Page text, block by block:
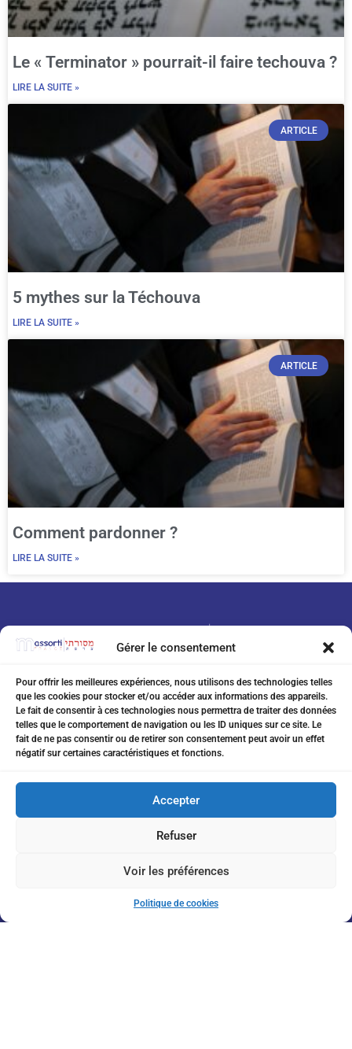
Gérer le consentement
Pour offrir les meilleures expériences, nous utilisons des technologies telles
que les cookies pour stocker et/ou accéder aux informations des appareils.
Le fait de consentir à ces technologies nous permettra de traiter des données
telles que le comportement de navigation ou les ID uniques sur ce site. Le
fait de ne pas consentir ou de retirer son consentement peut avoir un effet
négatif sur certaines caractéristiques et fonctions.
Accepter
Refuser
Voir les préférences
Politique de cookies
Le « Terminator » pourrait-il faire techouva ?
LIRE LA SUITE »
ARTICLE
5 mythes sur la Téchouva
LIRE LA SUITE »
ARTICLE
Comment pardonner ?
LIRE LA SUITE »
07 75 76 20 97
eitanchikli@gmail.com
17 av Shakespeare 06000 Nice